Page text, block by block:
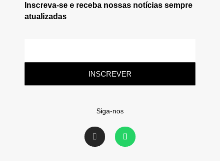
Inscreva-se e receba nossas notícias sempre
atualizadas
INSCREVER
Siga-nos